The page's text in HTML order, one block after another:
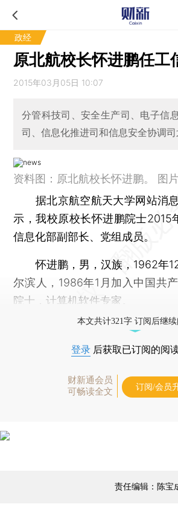
政经
原北航校长怀进鹏任工
2015年03月05日 10:07
分管科技司、安全生产司、电子信
司、信息化推进司和信息安全协调
资料图：原北航校长怀进鹏。 图
据北京航空航天大学网站消息
示，我校原校长怀进鹏院士2015
信息化部副部长、党组成员。
怀进鹏，男，汉族，1962年
尔滨人，1986年1月加入中国共
院士，计算机软件专家。
本文共计321字 订阅后继
登录 后获取已订阅的阅
财新通会员
可畅读全文
订阅/会员
责任编辑：陈宝